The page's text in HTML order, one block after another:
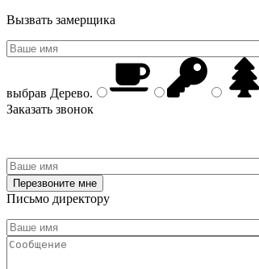
Вызвать замерщика
выбрав Дерево.
Заказать звонок
Письмо директору